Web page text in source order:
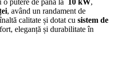
putere de până la 10 kW,
, având un randament de
calitate și dotat cu sistem de
eleganță și durabilitate în